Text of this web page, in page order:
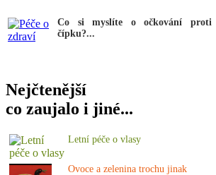
Co si myslíte o očkování proti
čípku?...
Nejčtenější
co zaujalo i jiné...
Letní péče o vlasy
Ovoce a zelenina trochu jinak